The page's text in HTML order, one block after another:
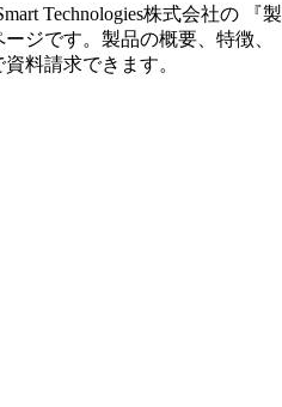
Technologies株式会社の 『製
ジです。製品の概要、特徴、
料請求できます。